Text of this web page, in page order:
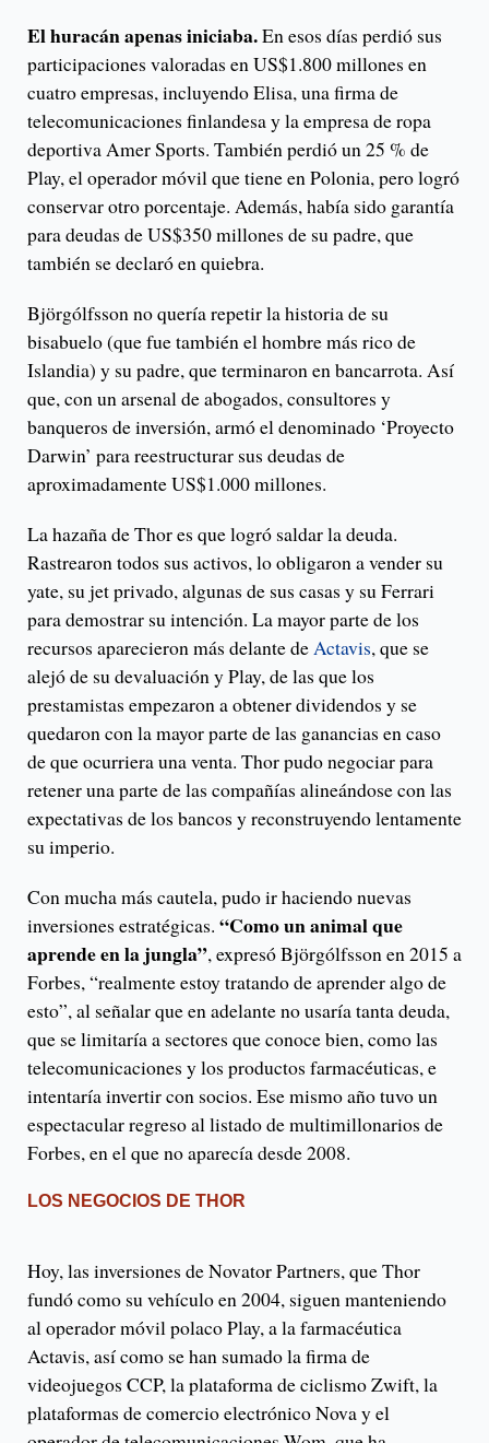
El huracán apenas iniciaba.En esos días perdió sus
participaciones valoradas en US$1.800 millones en
cuatro empresas, incluyendo Elisa, una firma de
telecomunicaciones finlandesa y la empresa de ropa
deportiva Amer Sports. También perdió un 25 % de
Play, el operador móvil que tiene en Polonia, pero logró
conservar otro porcentaje. Además, había sido garantía
para deudas de US$350 millones de su padre, que
también se declaró en quiebra.
Björgólfsson no quería repetir la historia de su
bisabuelo (que fue también el hombre más rico de
Islandia) y su padre, que terminaron en bancarrota. Así
que, con un arsenal de abogados, consultores y
banqueros de inversión, armó el denominado ‘Proyecto
Darwin’ para reestructurar sus deudas de
aproximadamente US$1.000 millones.
La hazaña de Thor es que logró saldar la deuda.
Rastrearon todos sus activos, lo obligaron a vender su
yate, su jet privado, algunas de sus casas y su Ferrari
para demostrar su intención. La mayor parte de los
recursos aparecieron más delante deActavis, que se
alejó de su devaluación y Play, de las que los
prestamistas empezaron a obtener dividendos y se
quedaron con la mayor parte de las ganancias en caso
de que ocurriera una venta. Thor pudo negociar para
retener una parte de las compañías alineándose con las
expectativas de los bancos y reconstruyendo lentamente
su imperio.
Con mucha más cautela, pudo ir haciendo nuevas
inversiones estratégicas. “Como un animal que
aprende en la jungla”, expresó Björgólfsson en 2015 a
Forbes, “realmente estoy tratando de aprender algo de
esto”, al señalar que en adelante no usaría tanta deuda,
que se limitaría a sectores que conoce bien, como las
telecomunicaciones y los productos farmacéuticas, e
intentaría invertir con socios. Ese mismo año tuvo un
espectacular regreso al listado de multimillonarios de
Forbes, en el que no aparecía desde 2008.
LOS NEGOCIOS DE THOR
Hoy, las inversiones de Novator Partners, que Thor
fundó como su vehículo en 2004, siguen manteniendo
al operador móvil polaco Play, a la farmacéutica
Actavis, así como se han sumado la firma de
videojuegos CCP, la plataforma de ciclismo Zwift, la
plataformas de comercio electrónico Nova y el